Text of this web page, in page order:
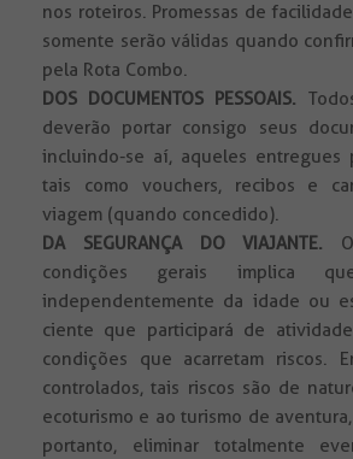
nos roteiros. Promessas de
somente serão válidas quando
pela Rota Combo.
DOS DOCUMENTOS PESSOAIS.
deverão portar consigo seus
incluindo-se aí, aqueles entregues
tais como vouchers, recibos e
viagem (quando concedido).
DA SEGURANÇA DO VIAJANTE.
condições gerais implica
independentemente da idade ou
ciente que participará de
condições que acarretam riscos.
controlados, tais riscos são de
ecoturismo e ao turismo de
portanto, eliminar totalmente